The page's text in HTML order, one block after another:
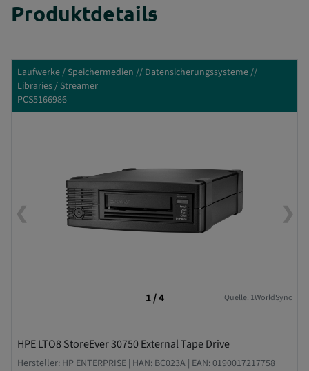
Produktdetails
Laufwerke / Speichermedien // Datensicherungssysteme //
Libraries / Streamer
PCS5166986
1 / 4
❮ ❯
Quelle: 1WorldSync
HPE LTO8 StoreEver 30750 External Tape Drive
Hersteller: HP ENTERPRISE | HAN: BC023A | EAN: 0190017217758